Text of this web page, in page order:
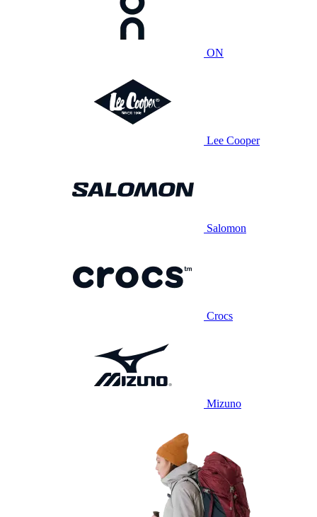
ON
Lee Cooper
Salomon
Crocs
Mizuno